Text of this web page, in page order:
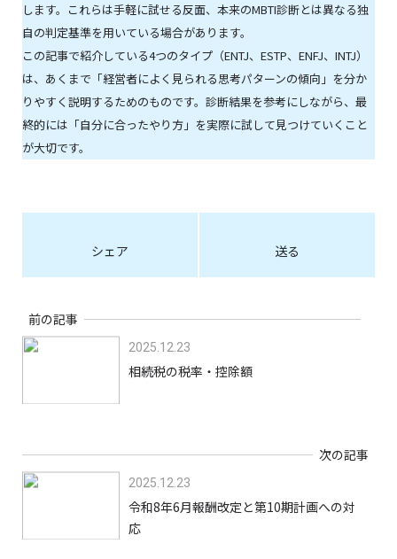
します。これらは手軽に試せる反面、本来のMBTI診断とは異なる独
自の判定基準を用いている場合があります。
この記事で紹介している4つのタイプ（ENTJ、ESTP、ENFJ、INTJ）
は、あくまで「経営者によく見られる思考パターンの傾向」を分か
りやすく説明するためのものです。診断結果を参考にしながら、最
終的には「自分に合ったやり方」を実際に試して見つけていくこと
が大切です。
シェア 送る
前の記事
2025.12.23
相続税の税率・控除額
次の記事
2025.12.23
令和8年6月報酬改定と第10期計画への対
応